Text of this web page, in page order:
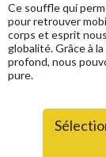
Ce souffle qui
pour retrouver
corps et esprit
globalité. Grâce à
profond, nous
pure.